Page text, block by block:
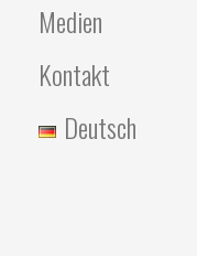
Medien
Kontakt
Deutsch